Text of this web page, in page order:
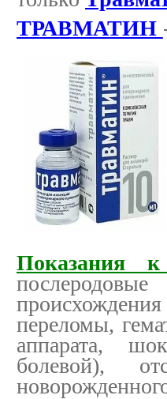
ТРАВМАТИН
Показания
переломы,
аппарата,
болевой),